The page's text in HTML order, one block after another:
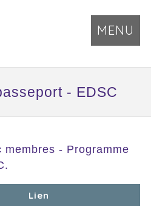
MENU
- EDSC
- Programme
Lien